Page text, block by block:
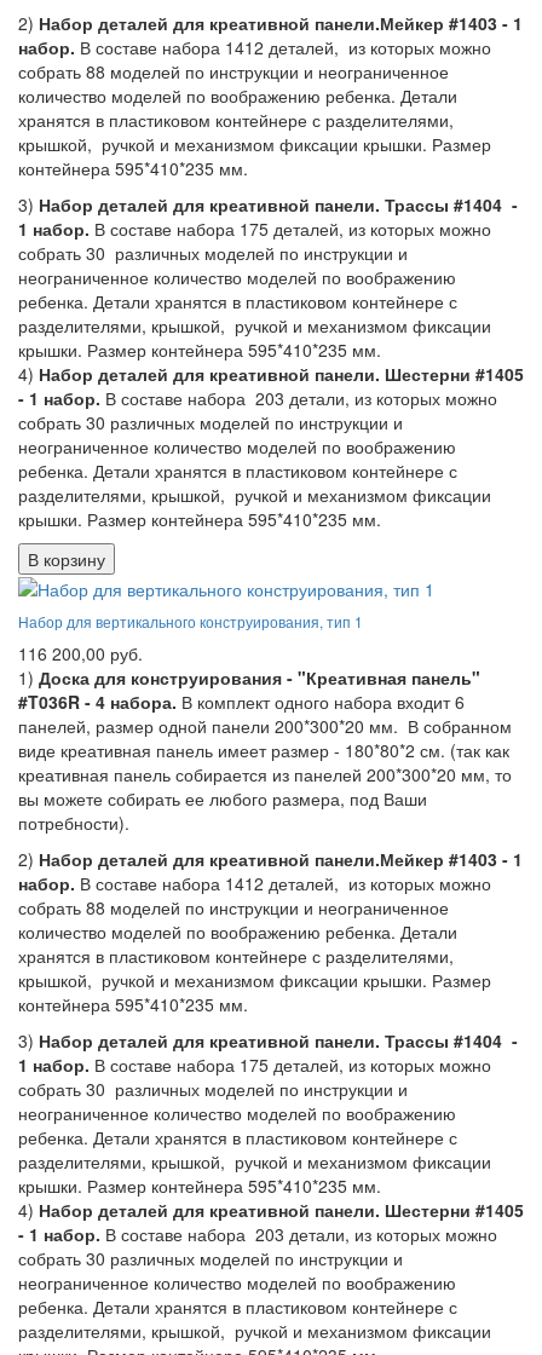
2) Набор деталей для креативной панели.Мейкер #1403 - 1
набор. В составе набора 1412 деталей, из которых можно
собрать 88 моделей по инструкции и неограниченное
количество моделей по воображению ребенка. Детали
хранятся в пластиковом контейнере с разделителями,
крышкой, ручкой и механизмом фиксации крышки. Размер
контейнера 595*410*235 мм.
3) Набор деталей для креативной панели. Трассы #1404 -
1 набор. В составе набора 175 деталей, из которых можно
собрать 30 различных моделей по инструкции и
неограниченное количество моделей по воображению
ребенка. Детали хранятся в пластиковом контейнере с
разделителями, крышкой, ручкой и механизмом фиксации
крышки. Размер контейнера 595*410*235 мм.
4) Набор деталей для креативной панели. Шестерни #1405
- 1 набор. В составе набора 203 детали, из которых можно
собрать 30 различных моделей по инструкции и
неограниченное количество моделей по воображению
ребенка. Детали хранятся в пластиковом контейнере с
разделителями, крышкой, ручкой и механизмом фиксации
крышки. Размер контейнера 595*410*235 мм.
В корзину
Набор для вертикального конструирования, тип 1
116 200,00 руб.
1) Доска для конструирования - "Креативная панель"
#T036R - 4 набора. В комплект одного набора входит 6
панелей, размер одной панели 200*300*20 мм. В собранном
виде креативная панель имеет размер - 180*80*2 см. (так как
креативная панель собирается из панелей 200*300*20 мм, то
вы можете собирать ее любого размера, под Ваши
потребности).
2) Набор деталей для креативной панели.Мейкер #1403 - 1
набор. В составе набора 1412 деталей, из которых можно
собрать 88 моделей по инструкции и неограниченное
количество моделей по воображению ребенка. Детали
хранятся в пластиковом контейнере с разделителями,
крышкой, ручкой и механизмом фиксации крышки. Размер
контейнера 595*410*235 мм.
3) Набор деталей для креативной панели. Трассы #1404 -
1 набор. В составе набора 175 деталей, из которых можно
собрать 30 различных моделей по инструкции и
неограниченное количество моделей по воображению
ребенка. Детали хранятся в пластиковом контейнере с
разделителями, крышкой, ручкой и механизмом фиксации
крышки. Размер контейнера 595*410*235 мм.
4) Набор деталей для креативной панели. Шестерни #1405
- 1 набор. В составе набора 203 детали, из которых можно
собрать 30 различных моделей по инструкции и
неограниченное количество моделей по воображению
ребенка. Детали хранятся в пластиковом контейнере с
разделителями, крышкой, ручкой и механизмом фиксации